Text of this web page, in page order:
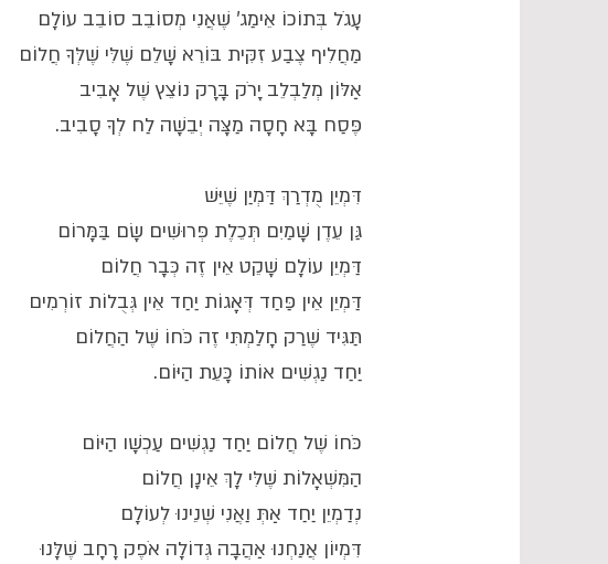
עָגֹל בְּתוֹכוֹ אֵימַג' שֶׁאֲנִי מְסוֹבֵב סוֹבֵב עוֹלָם
מַחֲלִיף צֶבַע זִקִּית בּוֹרֵא שָׁלֵם שֶׁלִּי שֶׁלְּךָ חֲלוֹם
אַלּוֹן מְלַבְלֵב יָרֹק בָּרָק נוֹצֵץ שֶׁל אָבִיב
פֶּסַח בָּא חָסָה מַצָּה יְבֵשָׁה לַח לְךָ סָבִיב.
דִּמְיֵן מֻדְרַךְ דַּמְיַן שֶׁיֵּשׁ
גַּן עֵדֶן שָׁמַיִם תְּכֵלֶת פְּרוּשִׁים שָׂם בַּמָּרוֹם
דַּמְיֵן עוֹלָם שָׁקֵט אֵין זֶה כְּבָר חֲלוֹם
דַּמְיֵן אֵין פַּחַד דְּאָגוֹת יַחַד אֵין גְּבֻלוֹת זוֹרְמִים
תַּגִּיד שֶׁרַק חָלַמְתִּי זֶה כֹּחוֹ שֶׁל הַחֲלוֹם
יַחַד נַגְשִׁים אוֹתוֹ כָּעֵת הַיּוֹם.
כֹּחוֹ שֶׁל חֲלוֹם יַחַד נַגְשִׁים עַכְשָׁו הַיּוֹם
הַמִּשְׁאָלוֹת שֶׁלִּי לָךְ אֵינָן חֲלוֹם
נְדַמְיֵן יַחַד אַתְּ וַאֲנִי שְׁנֵינוּ לְעוֹלָם
דִּמְיוֹן אֲנַחְנוּ אַהֲבָה גְּדוֹלָה אֹפֶק רָחָב שֶׁלָּנוּ